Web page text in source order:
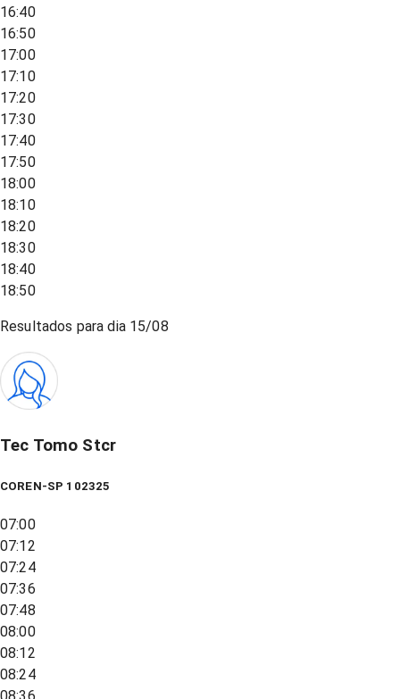
16:40
16:50
17:00
17:10
17:20
17:30
17:40
17:50
18:00
18:10
18:20
18:30
18:40
18:50
Resultados para dia 15/08
Tec Tomo Stcr
COREN-SP 102325
07:00
07:12
07:24
07:36
07:48
08:00
08:12
08:24